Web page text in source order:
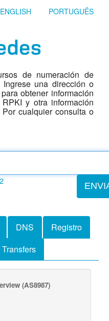
ENGLISH PORTUGUÊS
de numeración de
Ingrese una dirección o
obtener información
y otra información
cualquier consulta o
DNS
Registro
Transfers
(AS8987)